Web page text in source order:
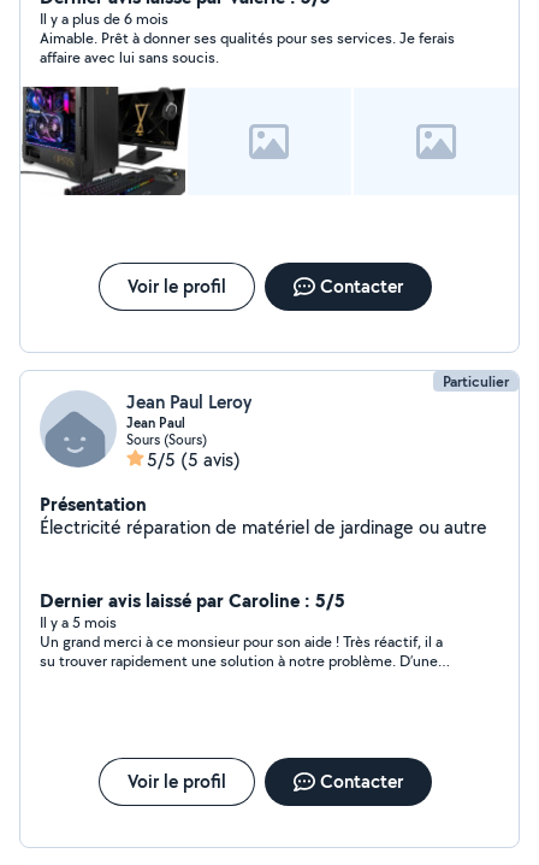
maintenance de vos pc ou ordinateur de bureau ou
même création de site internet vitrine ou pour votre
magasin en ligne. Double compétence en électricité
bâtiment pour tout vos petits travaux.
Il y a plus de 6 mois
Aimable. Prêt à donner ses qualités pour ses services. Je ferais
affaire avec lui sans soucis.
Voir le profil Contacter
Particulier
Jean Paul Leroy
Jean Paul
Sours (Sours)
5/5 (5 avis)
Présentation
Électricité réparation de matériel de jardinage ou autre
Dernier avis laissé par Caroline : 5/5
Il y a 5 mois
Un grand merci à ce monsieur pour son aide ! Très réactif, il a
su trouver rapidement une solution à notre problème. D’une
Voir le profil Contacter